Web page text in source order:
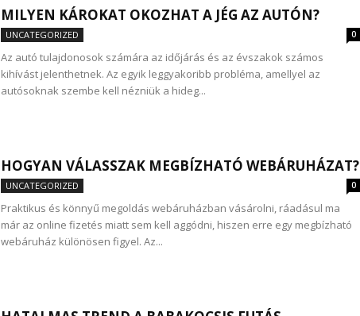
MILYEN KÁROKAT OKOZHAT A JÉG AZ AUTÓN?
UNCATEGORIZED 0
Az autó tulajdonosok számára az időjárás és az évszakok számos
kihívást jelenthetnek. Az egyik leggyakoribb probléma, amellyel az
autósoknak szembe kell nézniük a hideg...
HOGYAN VÁLASSZAK MEGBÍZHATÓ WEBÁRUHÁZAT?
UNCATEGORIZED 0
Praktikus és könnyű megoldás webáruházban vásárolni, ráadásul ma
már az online fizetés miatt sem kell aggódni, hiszen erre egy megbízható
webáruház különösen figyel. Az...